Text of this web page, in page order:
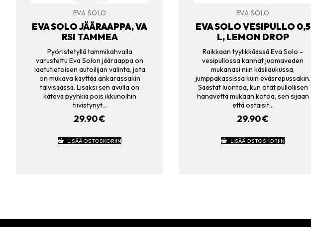
EVA SOLO
EVA SOLO JÄÄRAAPPA, VA
RSI TAMMEA
Pyöristetyllä tammikahvalla
varustettu Eva Solon jääraappa on
laatutietoisen autoilijan valinta, jota
on mukava käyttää ankarassakin
talvisäässä. Lisäksi sen avulla on
kätevä pyyhkiä pois ikkunoihin
tiivistynyt…
29.90€
LISÄÄ OSTOSKORIIN
EVA SOLO
EVA SOLO VESIPULLO 0,5
L, LEMON DROP
Raikkaan tyylikkäässä Eva Solo -
vesipullossa kannat juomaveden
mukanasi niin käsilaukussa,
jumppakassissa kuin eväsrepussakin.
Säästät luontoa, kun otat pullollisen
hanavettä mukaan kotoa, sen sijaan
että ostaisit…
29.90€
LISÄÄ OSTOSKORIIN